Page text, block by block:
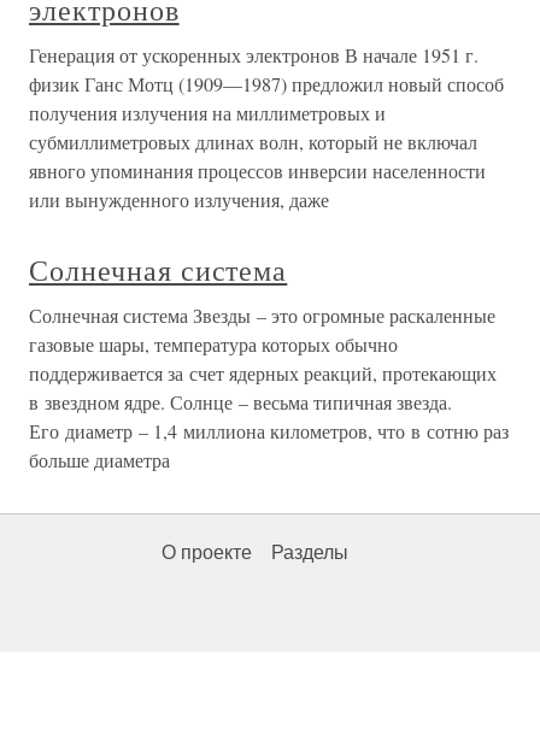
электронов
Генерация от ускоренных электронов В начале 1951 г.
физик Ганс Мотц (1909—1987) предложил новый способ
получения излучения на миллиметровых и
субмиллиметровых длинах волн, который не включал
явного упоминания процессов инверсии населенности
или вынужденного излучения, даже
Солнечная система
Солнечная система Звезды – это огромные раскаленные
газовые шары, температура которых обычно
поддерживается за счет ядерных реакций, протекающих
в звездном ядре. Солнце – весьма типичная звезда.
Его диаметр – 1,4 миллиона километров, что в сотню раз
больше диаметра
О проекте Разделы